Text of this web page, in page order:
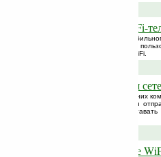
Nokia эксперементирует с WiFi-
Компания Nokia, лидер мирового
внедрением технологии, позволяющей
потери связи между сотовыми сетями и WiFi.
Ручка с модулем обнаружения
И так, скажем, есть у вас один из последних
терпится немного поиграть по Сети или
поиска ближайшей точки доступа
Edge-Core объявила о выпуске